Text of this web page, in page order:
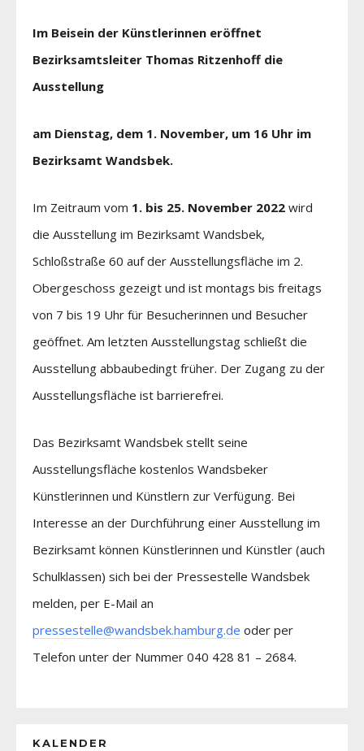
Im Beisein der Künstlerinnen eröffnet
Bezirksamtsleiter Thomas Ritzenhoff die
Ausstellung
am Dienstag, dem 1. November, um 16 Uhr im
Bezirksamt Wandsbek.
Im Zeitraum vom 1. bis 25. November 2022 wird
die Ausstellung im Bezirksamt Wandsbek,
Schloßstraße 60 auf der Ausstellungsfläche im 2.
Obergeschoss gezeigt und ist montags bis freitags
von 7 bis 19 Uhr für Besucherinnen und Besucher
geöffnet. Am letzten Ausstellungstag schließt die
Ausstellung abbaubedingt früher. Der Zugang zu der
Ausstellungsfläche ist barrierefrei.
Das Bezirksamt Wandsbek stellt seine
Ausstellungsfläche kostenlos Wandsbeker
Künstlerinnen und Künstlern zur Verfügung. Bei
Interesse an der Durchführung einer Ausstellung im
Bezirksamt können Künstlerinnen und Künstler (auch
Schulklassen) sich bei der Pressestelle Wandsbek
melden, per E-Mail an
pressestelle@wandsbek.hamburg.de oder per
Telefon unter der Nummer 040 428 81 – 2684.
KALENDER